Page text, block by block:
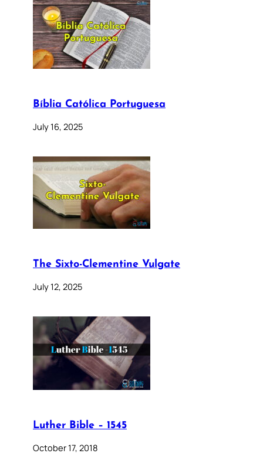
Bíblia Católica Portuguesa
July 16, 2025
The Sixto-Clementine Vulgate
July 12, 2025
Luther Bible – 1545
October 17, 2018